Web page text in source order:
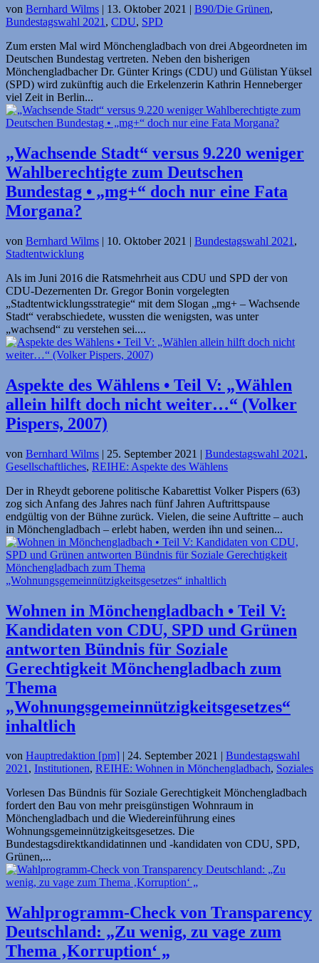
von Bernhard Wilms | 13. Oktober 2021 | B90/Die Grünen,
Bundestagswahl 2021 , CDU, SPD
Zum ersten Mal wird Mönchengladbach von drei Abgeordneten im
Deutschen Bundestag vertreten. Neben den bisherigen
Mönchengladbacher Dr. Günter Krings (CDU) und Gülistan Yüksel
(SPD) wird zukünftig auch die Erkelenzerin Kathrin Henneberger
viel Zeit in Berlin...
„Wachsende Stadt“ versus 9.220 weniger
Wahl­berechtigte zum Deutschen
Bundestag • „mg+“ doch nur eine Fata
Morgana?
von Bernhard Wilms | 10. Oktober 2021 | Bundestagswahl 2021 ,
Stadtentwicklung
Als im Juni 2016 die Ratsmehrheit aus CDU und SPD der von
CDU-Dezernenten Dr. Gregor Bonin vorgelegten
„Stadtentwicklungsstrategie“ mit dem Slogan „mg+ – Wachsende
Stadt“ verabschiedete, wussten die wenigsten, was unter
„wachsend“ zu verstehen sei....
Aspekte des Wählens • Teil V: „Wählen
allein hilft doch nicht weiter…“ (Volker
Pispers, 2007)
von Bernhard Wilms | 25. September 2021 | Bundestagswahl 2021 ,
Gesellschaftliches, REIHE: Aspekte des Wählens
Der in Rheydt geborene politische Kabarettist Volker Pispers (63)
zog sich Anfang des Jahres nach fünf Jahren Auftrittspause
endgültig von der Bühne zurück. Vielen, die seine Auftritte – auch
in Mönchengladbach – erlebt haben, werden ihn und seinen...
Wohnen in Mönchengladbach • Teil V:
Kandidaten von CDU, SPD und Grünen
antworten Bündnis für Soziale
Gerechtigkeit Mönchengladbach zum
Thema
„Wohnungsgemeinnützigkeitsgesetzes“
inhaltlich
von Hauptredaktion [pm] | 24. September 2021 | Bundestagswahl
2021, Institutionen, REIHE: Wohnen in Mönchengladbach, Soziales
Vorlesen Das Bündnis für Soziale Gerechtigkeit Mönchengladbach
fordert den Bau von mehr preisgünstigen Wohnraum in
Mönchengladbach und die Wiedereinführung eines
Wohnungsgemeinnützigkeitsgesetzes. Die
Bundestagsdirektkandidatinnen und -kandidaten von CDU, SPD,
Grünen,...
Wahlprogramm-Check von Transparency
Deutschland: „Zu wenig, zu vage zum
Thema ‚Korruption‘ „